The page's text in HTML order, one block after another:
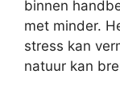
binnen
met minder.
stress kan
natuur kan